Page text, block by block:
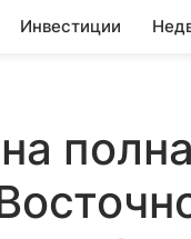
Инвестиции